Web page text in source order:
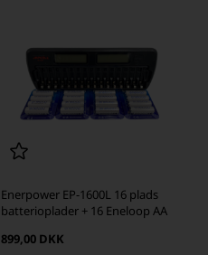
Enerpower EP-1600L 16 plads
batterioplader + 16 Eneloop AA
899,00 DKK